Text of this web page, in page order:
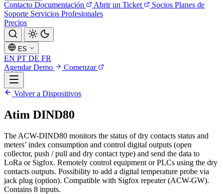
Contacto Documentación Abrir un Ticket Socios Planes de
Soporte Servicios Profesionales
Precios
ES
EN PT DE FR
Agendar Demo
Comenzar
Volver a Dispositivos
Atim DIND80
The ACW-DIND80 monitors the status of dry contacts status and
meters’ index consumption and control digital outputs (open
collector, push / pull and dry contact type) and send the data to
LoRa or Sigfox. Remotely control equipment or PLCs using the dry
contacts outputs. Possibility to add a digital temperature probe via
jack plug (option). Compatible with Sigfox repeater (ACW-GW).
Contains 8 inputs.